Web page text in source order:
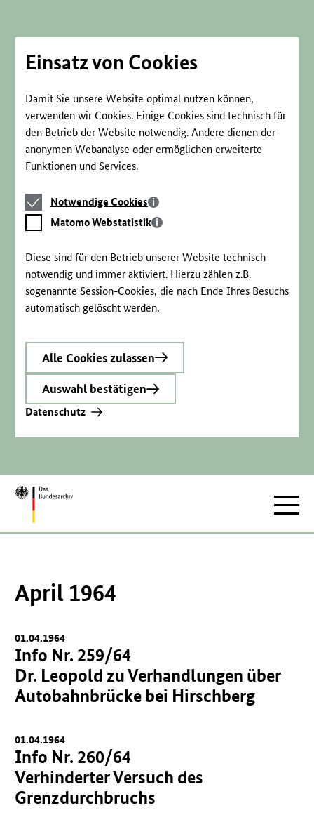
Einsatz von Cookies
Damit Sie unsere Website optimal nutzen können,
verwenden wir Cookies. Einige Cookies sind technisch für
den Betrieb der Website notwendig. Andere dienen der
anonymen Webanalyse oder ermöglichen erweiterte
Funktionen und Services.
Notwendige
Cookies
Notwendige Cookies
Matomo
Webstatistik
Matomo Webstatistik
Diese sind für den Betrieb unserer Website technisch
notwendig und immer aktiviert. Hierzu zählen z.B.
sogenannte Session-Cookies, die nach Ende Ihres Besuchs
automatisch gelöscht werden.
Alle Cookies zulassen
Auswahl bestätigen
Datenschutz
Zur
April 1964
01.04.1964
Info Nr. 259/64
Dr. Leopold zu Verhandlungen über
Autobahnbrücke bei Hirschberg
01.04.1964
Info Nr. 260/64
Verhinderter Versuch des
Grenzdurchbruchs